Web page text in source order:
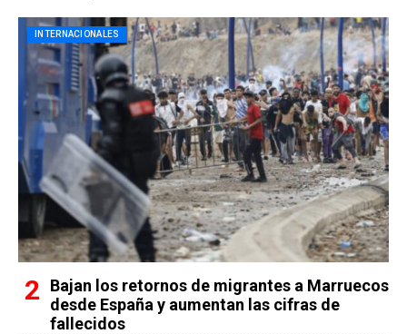
INTERNACIONALES
Bajan los retornos de migrantes a Marruecos
desde España y aumentan las cifras de
fallecidos